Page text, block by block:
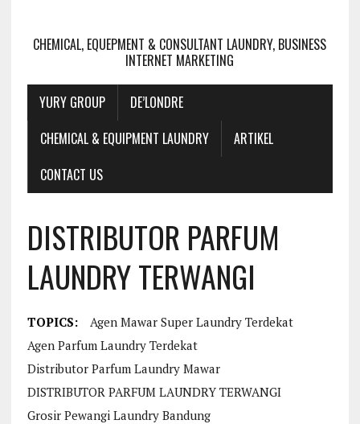
CHEMICAL, EQUEPMENT & CONSULTANT LAUNDRY, BUSINESS
INTERNET MARKETING
YURY GROUP
DE’LONDRE
CHEMICAL & EQUIPMENT LAUNDRY
ARTIKEL
CONTACT US
DISTRIBUTOR PARFUM
LAUNDRY TERWANGI
TOPICS:
Agen Mawar Super Laundry Terdekat
Agen Parfum Laundry Terdekat
Distributor Parfum Laundry Mawar
DISTRIBUTOR PARFUM LAUNDRY TERWANGI
Grosir Pewangi Laundry Bandung